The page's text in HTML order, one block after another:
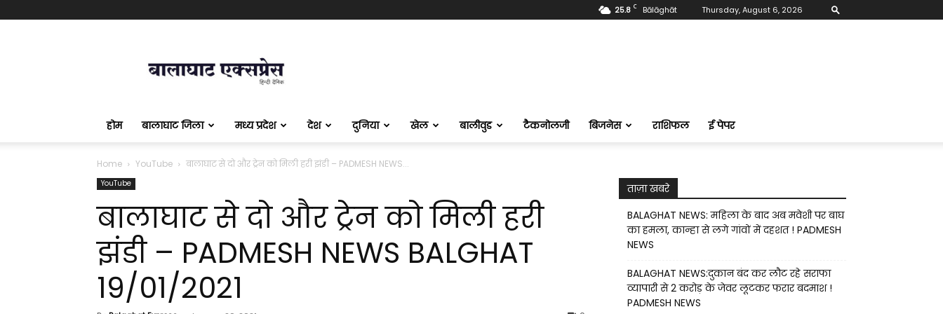
25.8 C Bālāghāt Thursday, August 6, 2026
एक्सप्रेस
होम बालाघाट जिला मध्य प्रदेश देश दुनिया खेल बालीवुड टैकनोलजी बिजनेस राशिफल ई पेपर
Home YouTube बालाघाट से दो और ट्रेन को मिली हरी झंडी – PADMESH NEWS...
YouTube
बालाघाट से दो और ट्रेन को मिली हरी
झंडी – PADMESH NEWS BALGHAT
19/01/2021
ताज़ा खबरे
BALAGHAT NEWS: महिला के बाद अब मवेशी पर बाघ
का हमला, कान्हा से लगे गांवों में दहशत ! PADMESH
NEWS
BALAGHAT NEWS:दुकान बंद कर लौट रहे सराफा
व्यापारी से 2 करोड़ के जेवर लूटकर फरार बदमाश !
PADMESH NEWS